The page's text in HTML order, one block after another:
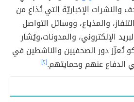
والنشرات الإخباريّة التي تُذاع من
والمذياع، ووسائل التواصل
الإلكتروني، والمدونات،ويُشار
تُعزّز دور الصحفيين والناشطين في
الدفاع عنهم وحمايتهم.[٢]